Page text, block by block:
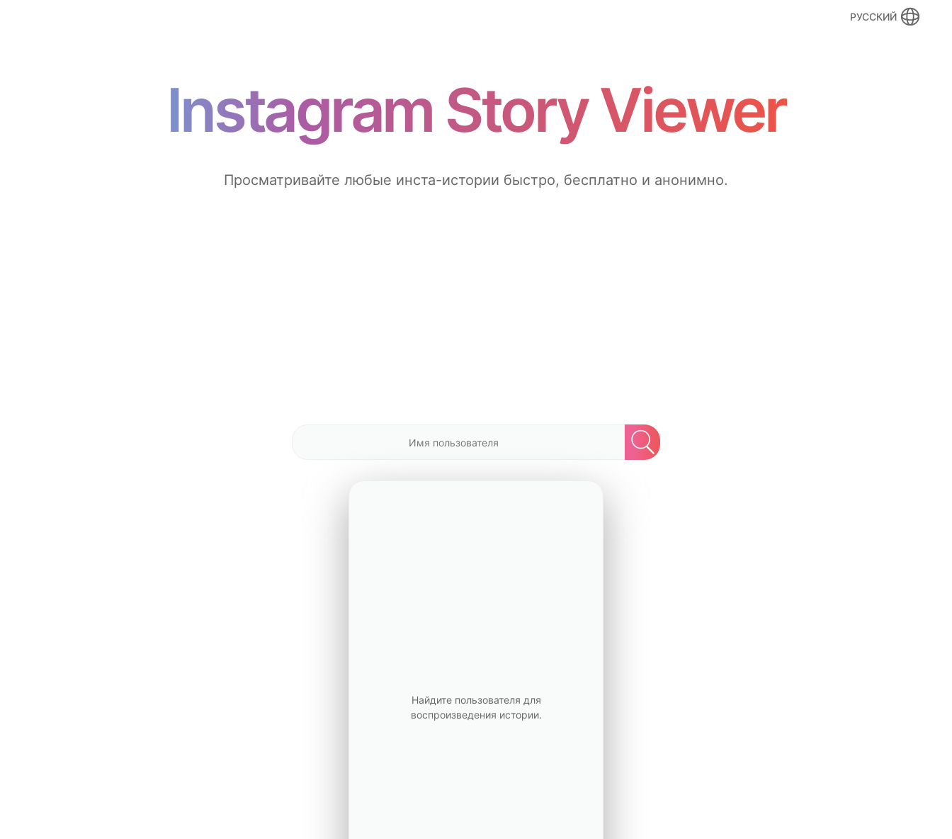
РУССКИЙ
Instagram Story Viewer
Просматривайте любые инста-истории быстро, бесплатно и анонимно.
Найдите пользователя для
воспроизведения истории.